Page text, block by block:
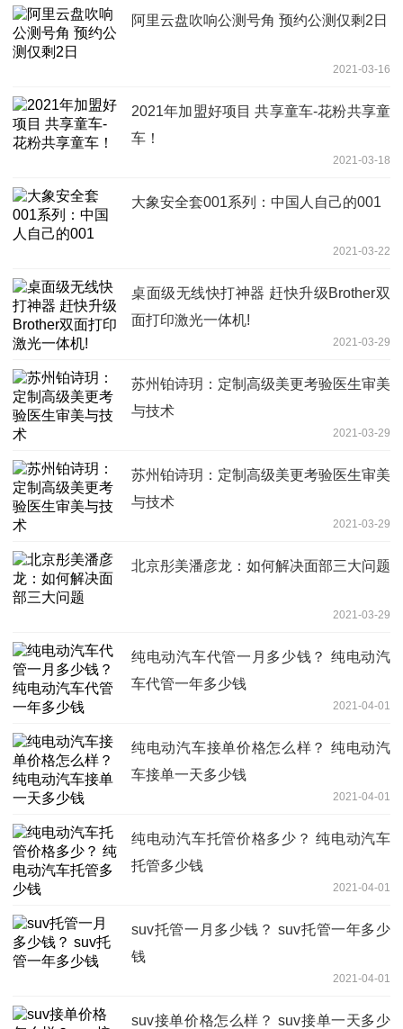
阿里云盘吹响公测号角 预约公测仅剩2日
2021-03-16
2021年加盟好项目 共享童车-花粉共享童
车！
2021-03-18
大象安全套001系列：中国人自己的001
2021-03-22
桌面级无线快打神器 赶快升级Brother双
面打印激光一体机!
2021-03-29
苏州铂诗玥：定制高级美更考验医生审美
与技术
2021-03-29
苏州铂诗玥：定制高级美更考验医生审美
与技术
2021-03-29
北京彤美潘彦龙：如何解决面部三大问题
2021-03-29
纯电动汽车代管一月多少钱？ 纯电动汽
车代管一年多少钱
2021-04-01
纯电动汽车接单价格怎么样？ 纯电动汽
车接单一天多少钱
2021-04-01
纯电动汽车托管价格多少？ 纯电动汽车
托管多少钱
2021-04-01
suv托管一月多少钱？ suv托管一年多少
钱
2021-04-01
suv接单价格怎么样？ suv接单一天多少